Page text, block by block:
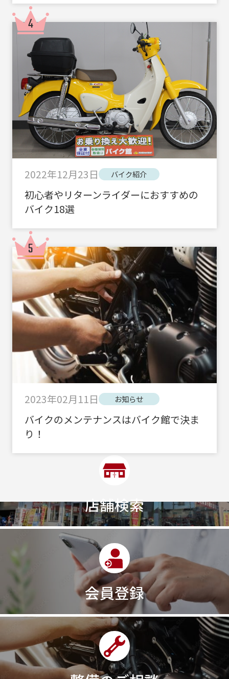
2022年12月23日 バイク紹介
初心者やリターンライダーにおすすめの
バイク18選
2023年02月11日 お知らせ
バイクのメンテナンスはバイク館で決ま
り！
店舗検索
会員登録